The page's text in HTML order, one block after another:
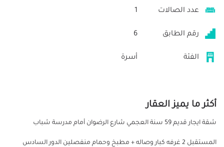
عدد الصالات 1
رقم الطابق 6
الفئة أسرة
أكثر ما يميز العقار
شقة ايجار قديم 59 سنة العجمي شارع الرضوان أمام مدرسة شباب
المستقبل 2 غرفه كبار وصاله + مطبخ وحمام منفصلين الدور السادس